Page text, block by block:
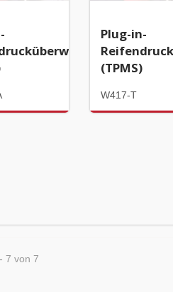
Plug-in-
(TPMS)
W417-T
7 von 7